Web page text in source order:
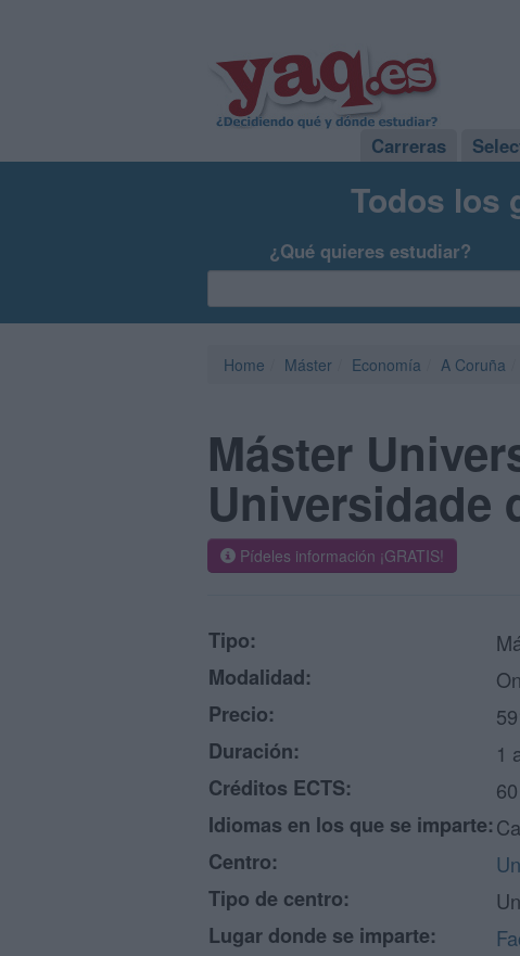
Carreras
Todos los
¿Qué quieres estudiar?
Home Máster Economía A Coruña
Máster
Universidade
Pídeles información ¡GRATIS!
Tipo:
Modalidad:
Precio:
Duración:
1
Créditos ECTS:
60
Idiomas en los que se imparte:
Centro:
Tipo de centro:
Lugar donde se imparte: